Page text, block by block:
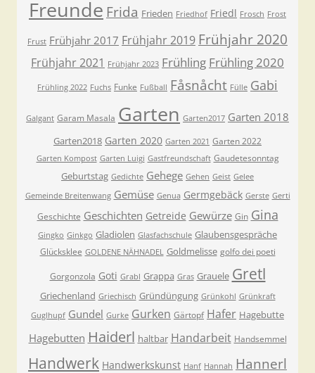
Freunde Frida Frieden Friedhof Friedl Frosch Frost
Frust Frühjahr 2017 Frühjahr 2019 Frühjahr 2020
Frühjahr 2021 Frühjahr 2023 Frühling Frühling 2020
Frühling 2022 Fuchs Funke Fußball Fåsnåcht Fülle Gabi
Galgant Garam Masala Garten Garten2017 Garten 2018
Garten2018 Garten 2020 Garten 2021 Garten 2022
Garten Kompost Garten Luigi Gastfreundschaft Gaudetesonntag
Geburtstag Gedichte Gehege Gehen Geist Gelee
Gemeinde Breitenwang Gemüse Genua Germgebäck Gerste Gerti
Geschichte Geschichten Getreide Gewürze Gin Gina
Gingko Ginkgo Gladiolen Glasfachschule Glaubensgespräche
Glücksklee GOLDENE NÄHNADEL Goldmelisse golfo dei poeti
Gorgonzola Goti Grabl Grappa Gras Grauele Gretl
Griechenland Griechisch Gründüngung Grünkohl Grünkraft
Guglhupf Gundel Gurke Gurken Gärtopf Hafer Hagebutte
Hagebutten Haiderl haltbar Handarbeit Handsemmel
Handwerk Handwerkskunst Hanf Hannah Hannerl